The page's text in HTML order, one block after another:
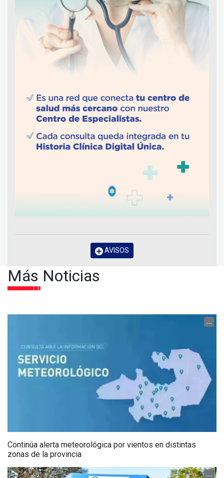
AVISOS
Más Noticias
...
Continúa alerta meteorológica por vientos en distintas
zonas de la provincia
...